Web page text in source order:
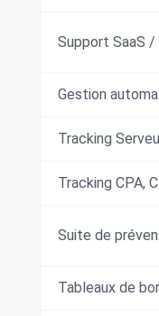
Support SaaS
Gestion
Tracking
Tracking CPA,
Suite de
Tableaux de